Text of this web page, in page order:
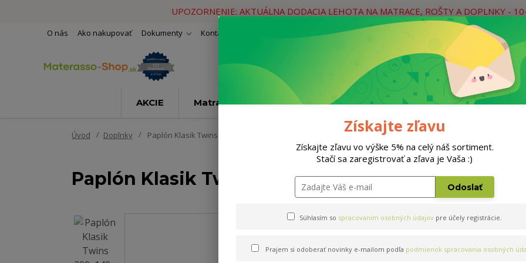
UPOZORNENIE: AKTUÁLNA DODACIA LEHOTA NA MATRACE, ROŠTY A DOPLNKY -
O nás Ako nakupovať Dokumenty Kontakty
Hľadať
Neviete si rady? Zavolajte.
AKCIE Matrace Rošty Doplnky Postele
Úvod Doplnky Paplón Klasik Twins 200x140cm
Paplón Klasik Twins 200x140cm
Získajte zľavu
Získajte zľavu vo výške 5% na celý náš sortiment.
Stačí sa zaregistrovať a zľava je Vaša :)
Odoslať
Súhlasím so spracovaním osobných údajov pre účely registrácie.
Prajem si odoberať novinky e-mailom podľa podmienok spracovania osobných